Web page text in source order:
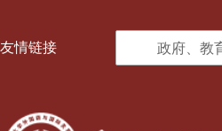
友情链接 政府、教